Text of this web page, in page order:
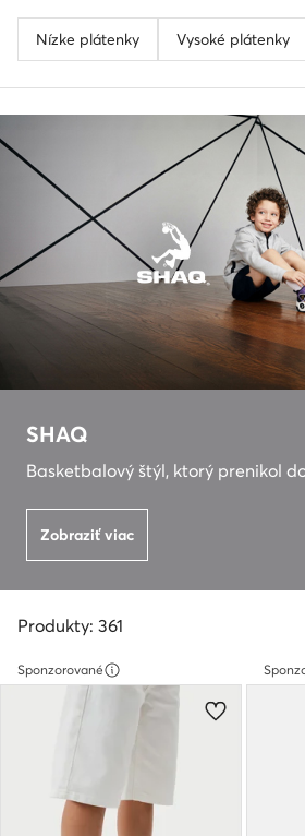
Nízke plátenky Vysoké plátenky
SHAQ
Basketbalový štýl, ktorý prenikol
Zobraziť viac
Produkty: 361
Sponzorované